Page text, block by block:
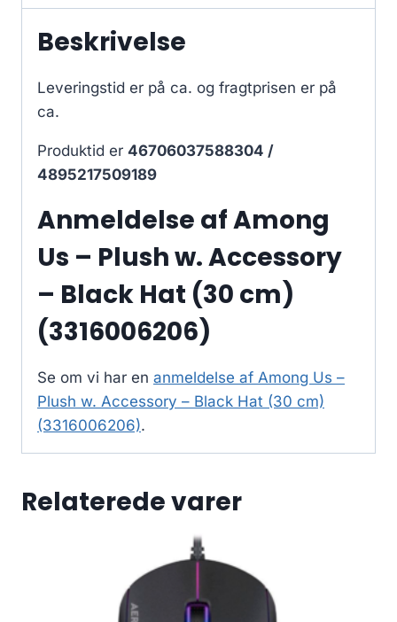
Beskrivelse
Leveringstid er på ca. og fragtprisen er på
ca.
Produktid er 46706037588304 /
4895217509189
Anmeldelse af Among
Us – Plush w. Accessory
– Black Hat (30 cm)
(3316006206)
Se om vi har en anmeldelse af Among Us –
Plush w. Accessory – Black Hat (30 cm)
(3316006206).
Relaterede varer